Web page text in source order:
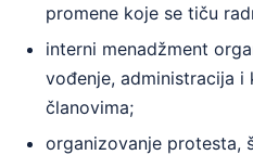
promene koje se tiču
interni menadžment
vođenje, administracija i
članovima;
organizovanje protesta,